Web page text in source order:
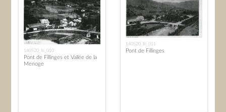
140520_fil_010
Pont de Fillinges et Vallée de la
Menoge
140520_fil_011
Pont de Fillinges